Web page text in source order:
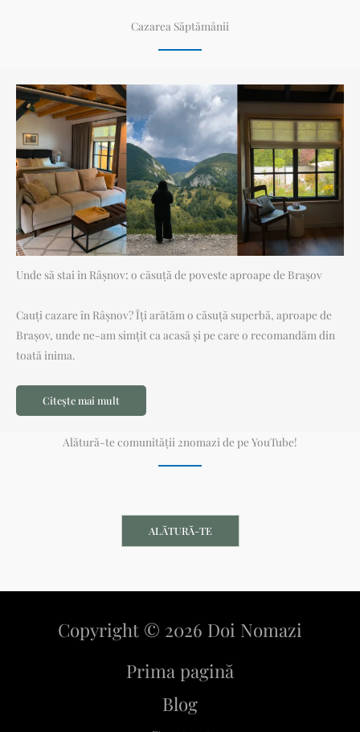
Cazarea Săptămânii
Unde să stai în Râșnov: o căsuță de poveste aproape de Brașov
Cauți cazare în Râșnov? Îți arătăm o căsuță superbă, aproape de
Brașov, unde ne-am simțit ca acasă și pe care o recomandăm din
toată inima.
Citește mai mult
Alătură-te comunității 2nomazi de pe YouTube!
ALĂTURĂ-TE
Copyright © 2026 Doi Nomazi
Prima pagină
Blog